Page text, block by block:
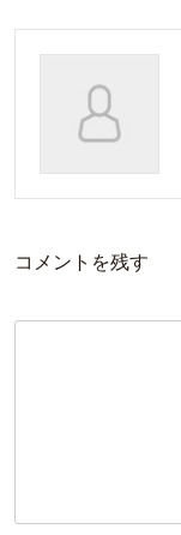
コメントを残す